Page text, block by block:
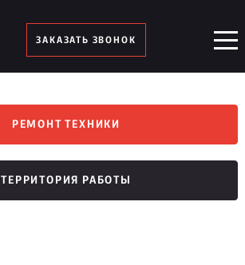
ЗАКАЗАТЬ ЗВОНОК
РЕМОНТ ТЕХНИКИ
ТЕРРИТОРИЯ РАБОТЫ